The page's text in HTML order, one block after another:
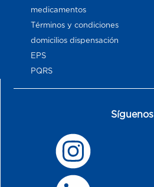
medicamentos
Términos y condiciones
domicilios dispensación
EPS
PQRS
Síguenos